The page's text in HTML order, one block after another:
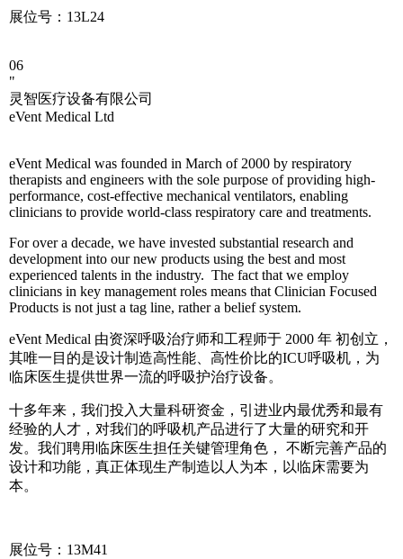
展位号：13L24
06
"
灵智医疗设备有限公司
eVent Medical Ltd
eVent Medical was founded in March of 2000 by respiratory
therapists and engineers with the sole purpose of providing high-
performance, cost-effective mechanical ventilators, enabling
clinicians to provide world-class respiratory care and treatments.
For over a decade, we have invested substantial research and
development into our new products using the best and most
experienced talents in the industry. The fact that we employ
clinicians in key management roles means that Clinician Focused
Products is not just a tag line, rather a belief system.
eVent Medical 由资深呼吸治疗师和工程师于 2000 年 初创立，
其唯一目的是设计制造高性能、高性价比的ICU呼吸机，为
临床医生提供世界一流的呼吸护治疗设备。
十多年来，我们投入大量科研资金，引进业内最优秀和最有
经验的人才，对我们的呼吸机产品进行了大量的研究和开
发。我们聘用临床医生担任关键管理角色， 不断完善产品的
设计和功能，真正体现生产制造以人为本，以临床需要为
本。
展位号：13M41